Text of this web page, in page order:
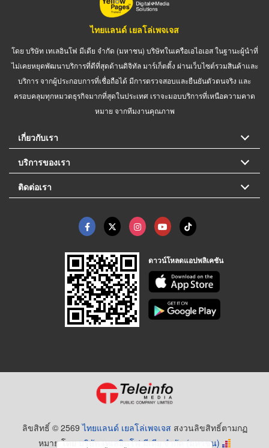
ไทยแลนด์ เยลโล่เพจเจส
โดย บริษัท เทเลอินโฟ มีเดีย จำกัด (มหาชน) บริษัทในเครือเอไอเอส ในฐานะผู้นำที่
ไม่เคยหยุดพัฒนาบริการที่ดีที่สุดด้านดิจิทัล มาร์เก็ตติ้ง ผ่านเว็บไซต์รวมสินค้าและ
บริการ จากผู้ประกอบการที่เชื่อถือได้ มีการตรวจสอบและยืนยันตัวตนจริง และ
ครอบคลุมทุกหมวดธุรกิจมากที่สุดในประเทศ เราจะมอบบริการที่เหนือความคาด
หมาย จากทีมงานคุณภาพ
เกี่ยวกับเรา
บริการของเรา
ติดต่อเรา
ดาวน์โหลดแอปพลิเคชัน
ลิขสิทธิ์ © 2569ไทยแลนด์ เยลโล่เพจเจส สงวนลิขสิทธิ์ตามกฏ
หมาย โดยบริษัท เทเลอินโฟ มีเดีย จำกัด (มหาชน)